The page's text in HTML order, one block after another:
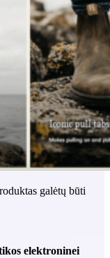
galėtų būti
elektroninei